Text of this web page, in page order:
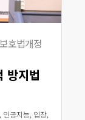
호법개정
방지법
, 인공지능, 입장,